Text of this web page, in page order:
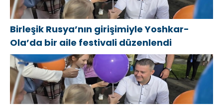
Birleşik Rusya’nın girişimiyle Yoshkar-
Ola’da bir aile festivali düzenlendi